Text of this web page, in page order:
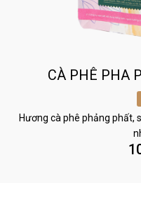
CÀ PHÊ PHA
Hương cà phê phảng phất,